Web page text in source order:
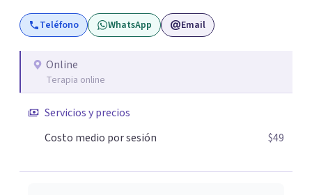
Teléfono WhatsApp Email
Online
Terapia online
Servicios y precios
Costo medio por sesión
$49